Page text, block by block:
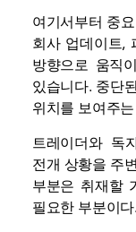
여기서부터 중
회사 업데이트,
방향으로 움직
있습니다. 중단
위치를 보여주
트레이더와 독
전개 상황을 주
부분은 취재할
필요한 부분이다.